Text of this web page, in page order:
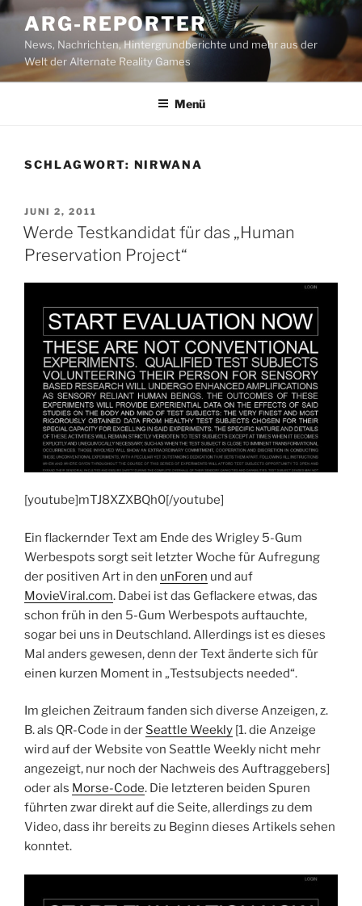
Zum
Inhalt
springen
ARG-REPORTER
News, Nachrichten, Hintergrundberichte und mehr aus der
Welt der Alternate Reality Games
Menü
SCHLAGWORT: NIRWANA
VERÖFFENTLICHT
AM
JUNI 2, 2011
Werde Testkandidat für das „Human
Preservation Project“
[youtube]mTJ8XZXBQh0[/youtube]
Ein flackernder Text am Ende des Wrigley 5-Gum
Werbespots sorgt seit letzter Woche für Aufregung
der positiven Art in den unForen und auf
MovieViral.com. Dabei ist das Geflackere etwas, das
schon früh in den 5-Gum Werbespots auftauchte,
sogar bei uns in Deutschland. Allerdings ist es dieses
Mal anders gewesen, denn der Text änderte sich für
einen kurzen Moment in „Testsubjects needed“.
Im gleichen Zeitraum fanden sich diverse Anzeigen, z.
B. als QR-Code in der Seattle Weekly [1. die Anzeige
wird auf der Website von Seattle Weekly nicht mehr
angezeigt, nur noch der Nachweis des Auftraggebers]
oder als Morse-Code. Die letzteren beiden Spuren
führten zwar direkt auf die Seite, allerdings zu dem
Video, dass ihr bereits zu Beginn dieses Artikels sehen
konntet.